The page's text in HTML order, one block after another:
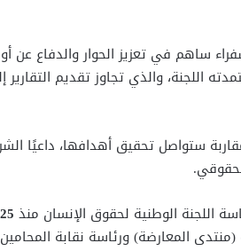
ساهم في تعزيز الحوار والدفاع عن
اللجنة، والذي تجاوز تقديم
ستواصل تحقيق أهدافها، داعيًا
اللجنة الوطنية لحقوق الإنسان منذ 25 فبراير 2019
المعارضة) ورئاسة نقابة